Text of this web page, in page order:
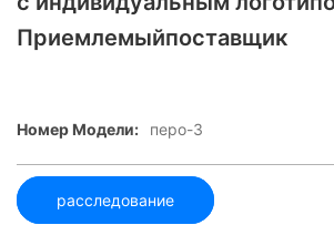
Приемлемыйпоставщик
Номер Модели: перо-3
расследование